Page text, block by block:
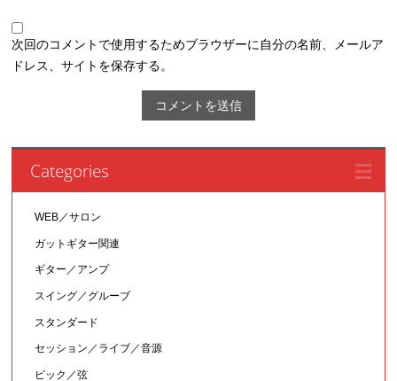
次回のコメントで使用するためブラウザーに自分の名前、メールア
ドレス、サイトを保存する。
Categories
WEB／サロン
ガットギター関連
ギター／アンプ
スイング／グルーブ
スタンダード
セッション／ライブ／音源
ピック／弦